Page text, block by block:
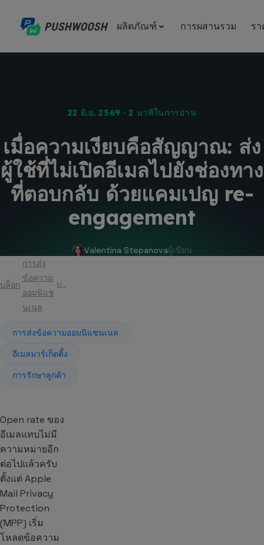
ผลิตภัณฑ์ การผสานรวม ร
22 มิ.ย. 2569 · 2 นาทีในการอ่าน
เมื่อความเงียบคือสัญญาณ: ส่ง
ผู้ใช้ที่ไม่เปิดอีเมลไปยังช่องทาง
ที่ตอบกลับ ด้วยแคมเปญ re-
engagement
Valentina Stepanovaผู้เขียน
บล็อก
การส่ง
ข้อความ
ออมนิแช
นเนล
บทความ
การส่งข้อความออมนิแชนเนล
อีเมลมาร์เก็ตติ้ง
การรักษาลูกค้า
Open rate ของ
อีเมลแทบไม่มี
ความหมายอีก
ต่อไปแล้วครับ
ตั้งแต่ Apple
Mail Privacy
Protection
(MPP) เริ่ม
โหลดข้อความ